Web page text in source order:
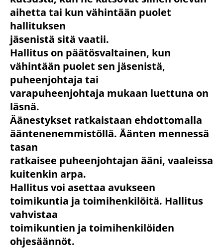
aihetta tai kun vähintään puolet
hallituksen
jäsenistä sitä vaatii.
Hallitus on päätösvaltainen, kun
vähintään puolet sen jäsenistä,
puheenjohtaja tai
varapuheenjohtaja mukaan luettuna on
läsnä.
Äänestykset ratkaistaan ehdottomalla
ääntenenemmistöllä. Äänten mennessä
tasan
ratkaisee puheenjohtajan ääni, vaaleissa
kuitenkin arpa.
Hallitus voi asettaa avukseen
toimikuntia ja toimihenkilöitä. Hallitus
vahvistaa
toimikuntien ja toimihenkilöiden
ohjesäännöt.